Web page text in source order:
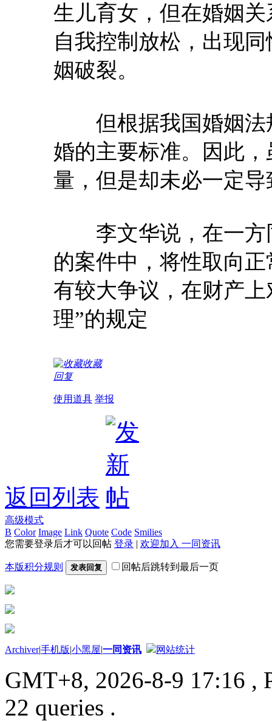
生儿育女，但在婚姻
自我控制放松，出现
姻破裂。
但根据我国婚姻法
婚的主要标准。因此
量，但是却未必一定
李文华说，在一方
的案件中，将性取向
有较大争议，在财产
理”的规定
收藏
回复
使用道具 举报
返回列表
高级模式
B Color Image Link Quote Code Smilies
您需要登录后才可以回帖 登录 | 欢迎加入 一同资讯
本版积分规则 发表回复 回帖后跳转到最后一页
Archiver|手机版|小黑屋|一同资讯 网站统计
GMT+8, 2026-8-9 17:16 ,
22 queries .